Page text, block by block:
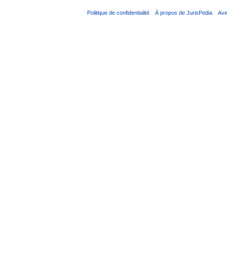
Politique de confidentialité À propos de JurisPedia